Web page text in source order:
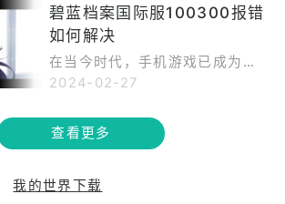
登录。 步骤三：选择并连接服
务器 登录后，您将看到一个服
务器列表。根据您所在的地理位
置和网络状况，选择一个距离您
最近且延迟较低的服务器。点击
功。 步骤四：打开《碧蓝档
案》游戏 加速器连接成功后，
到并打开《碧蓝档案》游戏。请
是收集各种角色，每个角色都有
不同的特殊技能和属性。 游戏
的操作方式非常简单，通过屏幕
上的虚拟摇杆和按钮，玩家可以
控制角色移动、攻击、释放技能
险要素，给玩家更多的游玩体
验。 其次，让我们再了解一下
源。加载卡顿通常是由网络延迟
快地加载游戏内容，享受流畅的
游戏体验。 要想充分利用OurPl
ay免费加速器提升碧蓝档案手游
活动加载速度，首先需要下载并
中找到碧蓝档案手游，并启用加
速功能。OurPlay会自动优化游
够更快地进入游戏活动。 除了
现，为玩家提供了一种全新的方
式来提升游戏体验。 首先，让
我们先来了解一下《碧蓝档案》
的一些隐藏技巧。这些技巧并非
游戏中的官方提示，而是一些玩
验和窍门。其中之一是关于舰队
搭配的技巧。在游戏中，玩家需
合适的舰船组成舰队，以提高战
百万玩家的参与。然而，有时玩
家们可能会遇到令人沮丧的问
题，比如游戏加载过程中出现转
圈的情况，这可能导致游戏体验
被广泛认可的解决方法可以解决
这一问题，那就是使用Ourplay
免费加速器。 问题分析：碧蓝
来了解一下玩家可能遇到的问
碧蓝档案国际服100300报错
如何解决
在当今时代，手机游戏已成为人
们日常生活中不可或缺的一部
家喜爱的游戏更是在全球范围内
拥有着庞大的玩家群体。然而，
加，一些常见的问题也随之而
来。其中，碧蓝档案国际服1003
2024-02-27
查看更多
我的世界下载